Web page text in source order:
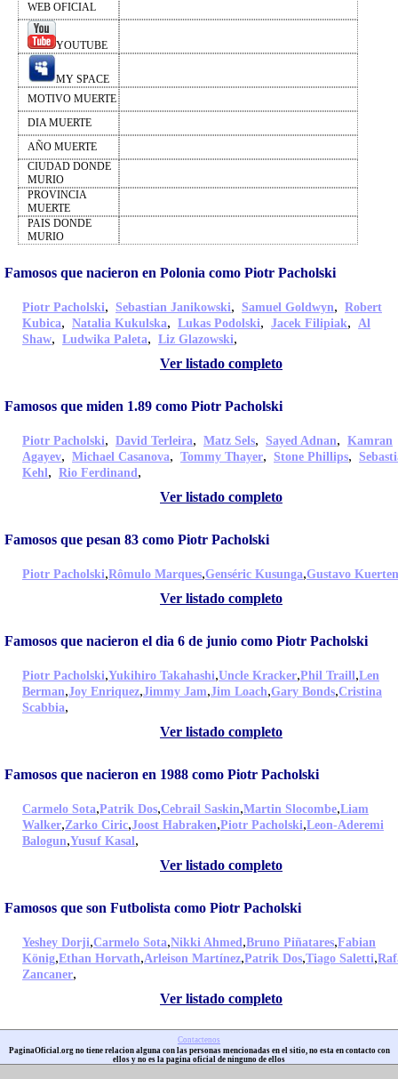
WEB OFICIAL
YOUTUBE
MY SPACE
MOTIVO MUERTE
DIA MUERTE
AÑO MUERTE
CIUDAD DONDE
MURIO
PROVINCIA
MUERTE
PAIS DONDE
MURIO
Famosos que nacieron en Polonia como Piotr Pacholski
Piotr Pacholski, Sebastian Janikowski, Samuel Goldwyn, Robert
Kubica, Natalia Kukulska, Lukas Podolski, Jacek Filipiak, Al
Shaw, Ludwika Paleta, Liz Glazowski,
Ver listado completo
Famosos que miden 1.89 como Piotr Pacholski
Piotr Pacholski, David Terleira, Matz Sels, Sayed Adnan, Kamran
Agayev, Michael Casanova, Tommy Thayer, Stone Phillips,
Kehl, Rio Ferdinand,
Ver listado completo
Famosos que pesan 83 como Piotr Pacholski
Piotr Pacholski,Rômulo Marques,Genséric Kusunga,Gustavo Kuerten
Ver listado completo
Famosos que nacieron el dia 6 de junio como Piotr Pacholski
Piotr Pacholski,Yukihiro Takahashi,Uncle Kracker,Phil Traill,Len
Berman,Joy Enriquez,Jimmy Jam,Jim Loach,Gary Bonds,Cristina
Scabbia,
Ver listado completo
Famosos que nacieron en 1988 como Piotr Pacholski
Carmelo Sota,Patrik Dos,Cebrail Saskin,Martin Slocombe,Liam
Walker,Zarko Ciric,Joost Habraken,Piotr Pacholski,Leon-Aderemi
Balogun,Yusuf Kasal,
Ver listado completo
Famosos que son Futbolista como Piotr Pacholski
Yeshey Dorji,Carmelo Sota,Nikki Ahmed,Bruno Piñatares,Fabian
König,Ethan Horvath,Arleison Martínez,Patrik Dos,Tiago Saletti,
Zancaner,
Ver listado completo
Contactenos
PaginaOficial.org no tiene relacion alguna con las personas mencionadas en el sitio, no esta en contacto con
ellos y no es la pagina oficial de ninguno de ellos